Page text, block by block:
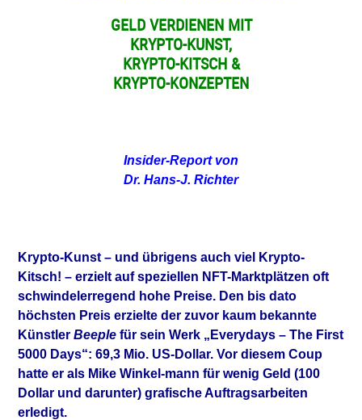
GELD VERDIENEN MIT
KRYPTO-KUNST,
KRYPTO-KITSCH &
KRYPTO-KONZEPTEN
Insider-Report von
Dr. Hans-J. Richter
Krypto-Kunst – und übrigens auch viel Krypto-
Kitsch! – erzielt auf speziellen NFT-Marktplätzen oft
schwindelerregend hohe Preise. Den bis dato
höchsten Preis erzielte der zuvor kaum bekannte
KünstlerBeeple für sein Werk „Everydays – The First
5000 Days“: 69,3 Mio. US-Dollar. Vor diesem Coup
hatte er als Mike Winkel-mann für wenig Geld (100
Dollar und darunter) grafische Auftragsarbeiten
erledigt.